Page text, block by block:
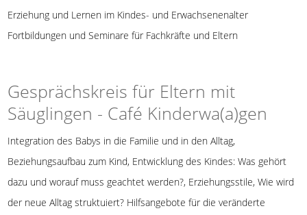
Erziehung und Lernen im Kindes- und Erwachsenenalter
Fortbildungen und Seminare für Fachkräfte und Eltern
Gesprächskreis für Eltern mit
Säuglingen - Café Kinderwa(a)gen
Integration des Babys in die Familie und in den Alltag,
Beziehungsaufbau zum Kind, Entwicklung des Kindes: Was gehört
dazu und worauf muss geachtet werden?, Erziehungsstile, Wie wird
der neue Alltag struktuiert? Hilfsangebote für die veränderte